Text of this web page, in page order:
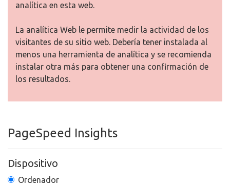
analítica en esta web.
La analítica Web le permite medir la actividad de los
visitantes de su sitio web. Debería tener instalada al
menos una herramienta de analítica y se recomienda
instalar otra más para obtener una confirmación de
los resultados.
PageSpeed Insights
Dispositivo
Ordenador